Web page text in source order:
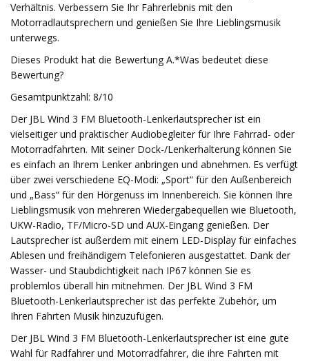
Verhältnis. Verbessern Sie Ihr Fahrerlebnis mit den
Motorradlautsprechern und genießen Sie Ihre Lieblingsmusik
unterwegs.
Dieses Produkt hat die Bewertung A.*Was bedeutet diese
Bewertung?
Gesamtpunktzahl: 8/10
Der JBL Wind 3 FM Bluetooth-Lenkerlautsprecher ist ein
vielseitiger und praktischer Audiobegleiter für Ihre Fahrrad- oder
Motorradfahrten. Mit seiner Dock-/Lenkerhalterung können Sie
es einfach an Ihrem Lenker anbringen und abnehmen. Es verfügt
über zwei verschiedene EQ-Modi: „Sport“ für den Außenbereich
und „Bass“ für den Hörgenuss im Innenbereich. Sie können Ihre
Lieblingsmusik von mehreren Wiedergabequellen wie Bluetooth,
UKW-Radio, TF/Micro-SD und AUX-Eingang genießen. Der
Lautsprecher ist außerdem mit einem LED-Display für einfaches
Ablesen und freihändigem Telefonieren ausgestattet. Dank der
Wasser- und Staubdichtigkeit nach IP67 können Sie es
problemlos überall hin mitnehmen. Der JBL Wind 3 FM
Bluetooth-Lenkerlautsprecher ist das perfekte Zubehör, um
Ihren Fahrten Musik hinzuzufügen.
Der JBL Wind 3 FM Bluetooth-Lenkerlautsprecher ist eine gute
Wahl für Radfahrer und Motorradfahrer, die ihre Fahrten mit